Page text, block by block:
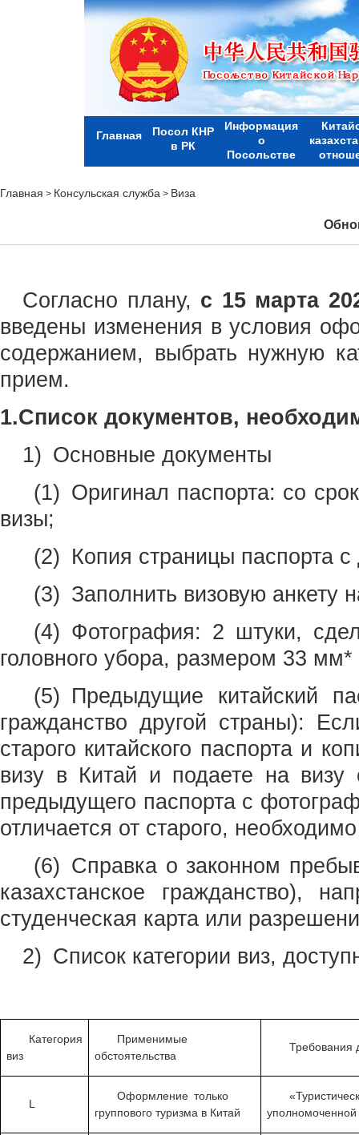
Главная
Посол КНР
в РК
Информация
о
Посольстве
Главная > Консульская служба > Виза
Согласно плану, с 15 марта
введены изменения в условия
содержанием, выбрать нужную
прием.
1.Список документов,
1) Основные документы
(1) Оригинал паспорта: со
визы;
(2) Копия страницы паспорта
(3) Заполнить визовую
(4) Фотография: 2 штуки,
головного убора, размером 33
(5) Предыдущие китайский
гражданство другой страны):
старого китайского паспорта и
визу в Китай и подаете на визу
предыдущего паспорта с
отличается от старого,
(6) Справка о законном
казахстанское гражданство),
студенческая карта или
2) Список категории виз,
Категория
виз
Применимые
обстоятельства
Требования
L
Оформление только
группового туризма в Китай
уполномоченной